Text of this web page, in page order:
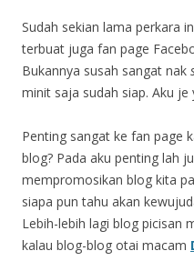
Sudah sekian lama perkara
terbuat juga fan page
Bukannya susah sangat nak
minit saja sudah siap. Aku
Penting sangat ke fan page
blog? Pada aku penting lah
mempromosikan blog kita
siapa pun tahu akan
Lebih-lebih lagi blog picisan
kalau blog-blog otai macam